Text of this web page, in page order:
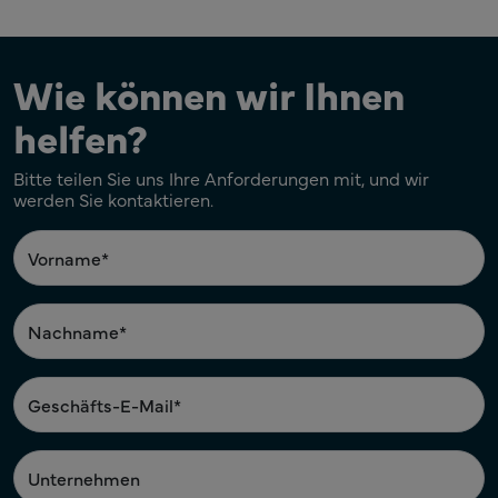
Wie können wir Ihnen
helfen?
Bitte teilen Sie uns Ihre Anforderungen mit, und wir
werden Sie kontaktieren.